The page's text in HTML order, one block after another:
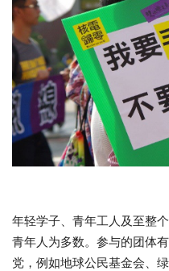
年轻学子、青年工人及至整
青年人为多数。参与的团体
党，例如地球公民基金会、